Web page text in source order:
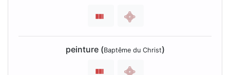
peinture (Baptême du Christ)